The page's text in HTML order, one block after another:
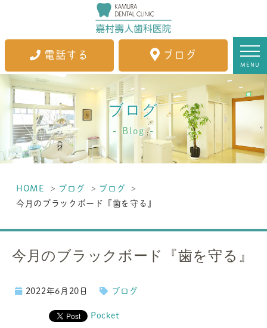
電話する ブログ
MENU
ブログ
Blog
HOME ブログ
ブログ
今月のブラックボード『歯を守る』
今月のブラックボード『歯を守る』
2022年6月20日 ブログ
Pocket